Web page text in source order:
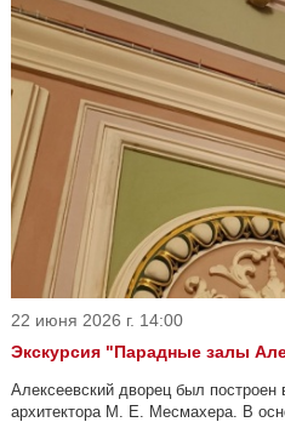
22 июня 2026 г. 14:00
Экскурсия "Парадные залы
Алексеевский дворец был построен
архитектора М. Е. Месмахера. В